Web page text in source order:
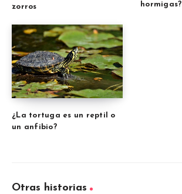
zorros
hormigas?
¿La tortuga es un reptil o
un anfibio?
Otras historias